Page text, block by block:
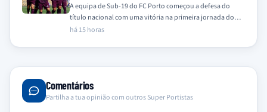
A equipa de Sub-19 do FC Porto começou a defesa do
título nacional com uma vitória na primeira jornada do
Campeonato Nacional…
há 15 horas
Comentários
Partilha a tua opinião com outros Super Portistas